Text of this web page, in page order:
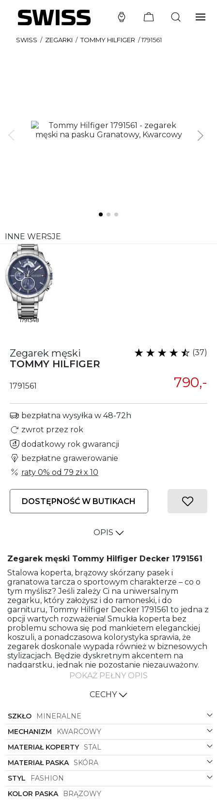
SWISS / ZEGARKI / TOMMY HILFIGER /1791561
INNE WERSJE
1791348
Zegarek męski
TOMMY HILFIGER
(37)
1791561 790,-
bezpłatna wysyłka w 48-72h
zwrot przez rok
dodatkowy rok gwarancji
bezpłatne grawerowanie
raty 0% od 79 złx 10
DOSTĘPNOŚĆ W BUTIKACH
OPIS
Zegarek męski Tommy Hilfiger Decker 1791561
Stalowa koperta, brązowy skórzany pasek i
granatowa tarcza o sportowym charakterze – co o
tym myślisz? Jeśli zależy Ci na uniwersalnym
zegarku, który założysz i do ramoneski, i do
garnituru, Tommy Hilfiger Decker 1791561 to jedna z
opcji wartych rozważenia! Smukła koperta bez
problemu schowa się pod mankietem eleganckiej
koszuli, a ponadczasowa kolorystyka sprawia, że
zegarek doskonale wypada również w biznesowych
stylizacjach. Będzie dyskretnym akcentem na
nadgarstku, jednak nie pozostanie niezauważony.
Tommy Hilfiger Decker – zegarek dla mężczyzn,
zasilany baterią. Mechanizm chroni odporne na
stłuczenia szkło mineralne oraz wodoszczelna
koperta ze stali szlachetnej. Wodoszczelność 5 ATM
gwarantuje odporność nawet na mocne
zamoczenie w wodzie. Projektanci pomyśleli też o
kilku praktycznych detalach. Na tarczy odczytasz
dzień tygodnia, dzień miesiąca i czas 24-godzinny.
Ten mały bonus sprawia, że zegarek nabiera jeszcze
więcej charakteru. Zamów teraz w SWISS i
skorzystaj z bezpłatnej dostawy!
POKAŻ PEŁNY OPIS
CECHY
SZKŁO
MINERALNE
MECHANIZM
KWARCOWY
MATERIAŁ KOPERTY STAL
MATERIAŁ PASKA SKÓRA
STYL
FASHION
KOLOR PASKA
BRĄZOWY